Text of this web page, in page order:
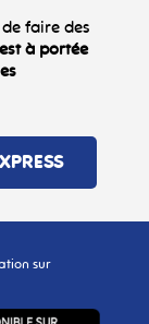
faire des
à portée
sur